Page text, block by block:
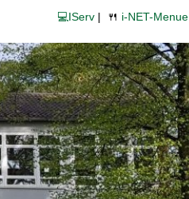
💻IServ | 🍴 i-NET-Menue